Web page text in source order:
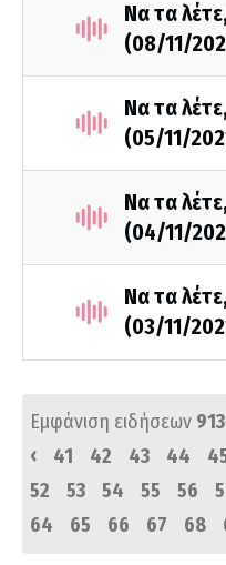
Να τα
(08/11/
Να τα
(05/11/
Να τα
(04/11/
Να τα
(03/11/
Εμφάνιση ειδήσεων
‹
41 42 43 44
52
53 54 55 56
64
65 66 67 68